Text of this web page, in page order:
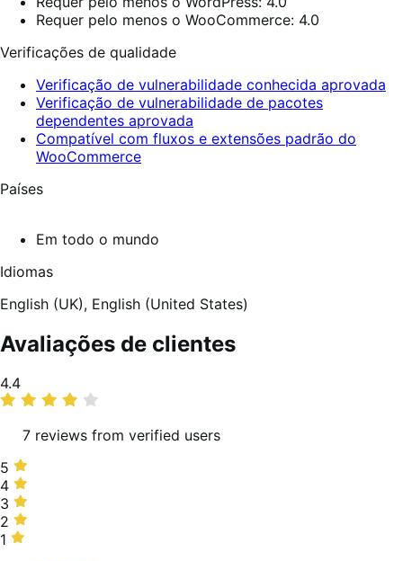
Requer pelo menos o WooCommerce: 4.0
Verificações de qualidade
Verificação de vulnerabilidade conhecida aprovada
Verificação de vulnerabilidade de pacotes
dependentes aprovada
Compatível com fluxos e extensões padrão do
WooCommerce
Países
Em todo o mundo
Idiomas
English (UK), English (United States)
Avaliações de clientes
Classificação
média
4.4
7 reviews from verified users
5
estrelas,
43%
de
avaliações
5
4
estrelas,
57%
de
4
3
estrelas,
0%
3
2
estrelas,
2
1
1